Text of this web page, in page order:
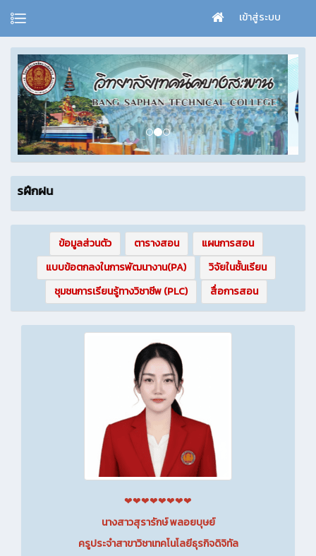
เข้าสู่ระบบ
ข้อมูลส่วนตัว ตารางสอน
แผนการสอน
แบบข้อตกลงในการพัฒนางาน(PA)
วิจัยในชั้นเรียน
ชุมชนการเรียนรู้ทางวิชาชีพ (PLC)
สื่อการสอน
❤❤❤❤❤❤❤❤
นางสาวสุรารักษ์ พลอยบุษย์
ครูประจำสาขาวิชาเทคโนโลยีธุรกิจดิจิทัล